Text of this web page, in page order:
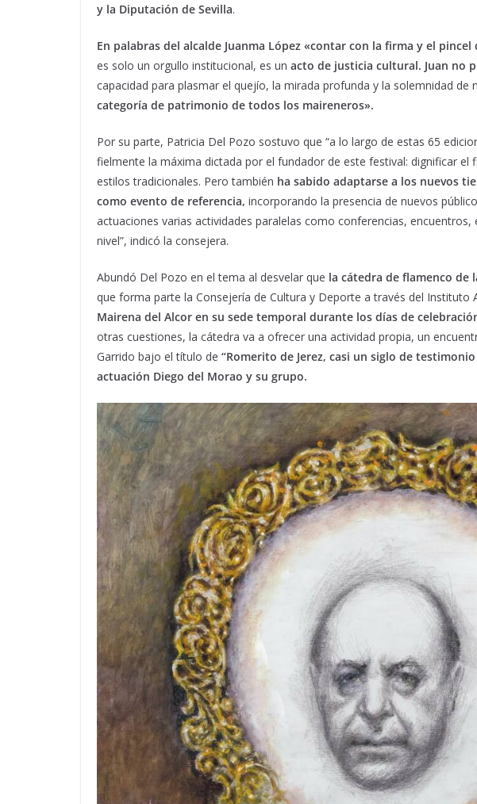
y la Diputación de Sevilla.
En palabras del alcalde Juanma López «contar con la firma y el pincel
es solo un orgullo institucional, es un acto de justicia cultural. Juan no
capacidad para plasmar el quejío, la mirada profunda y la solemnidad de
categoría de patrimonio de todos los maireneros».
Por su parte, Patricia Del Pozo sostuvo que “a lo largo de estas 65
fielmente la máxima dictada por el fundador de este festival: dignificar el
estilos tradicionales. Pero también ha sabido adaptarse a los nuevos
como evento de referencia, incorporando la presencia de nuevos
actuaciones varias actividades paralelas como conferencias,
nivel”, indicó la consejera.
Abundó Del Pozo en el tema al desvelar que la cátedra de flamenco de
que forma parte la Consejería de Cultura y Deporte a través del Instituto
Mairena del Alcor en su sede temporal durante los días de
otras cuestiones, la cátedra va a ofrecer una actividad propia, un
Garrido bajo el título de “Romerito de Jerez, casi un siglo de
actuación Diego del Morao y su grupo.